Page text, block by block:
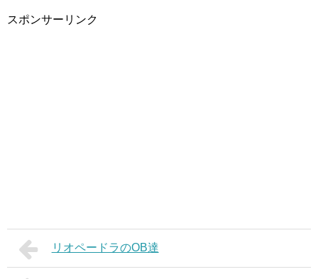
スポンサーリンク
リオペードラのOB達